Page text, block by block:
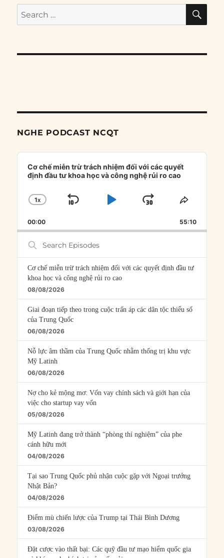
Search
for:
NGHE PODCAST NCQT
Audio
Player
Cơ chế miễn trừ trách nhiệm đối với các quyết
định đầu tư khoa học và công nghệ rủi ro cao
CHANGE
RATE
1X
SKIP
PLAYJUMP
FORWARD
SHARE
00:00 55:10
Search
Episodes
Cơ chế miễn trừ trách nhiệm đối với các quyết định đầu tư
khoa học và công nghệ rủi ro cao
08/08/2026
Giai đoạn tiếp theo trong cuộc trấn áp các dân tộc thiểu số
của Trung Quốc
06/08/2026
Nỗ lực âm thầm của Trung Quốc nhằm thống trị khu vực
Mỹ Latinh
06/08/2026
Nợ cho kẻ mộng mơ: Vốn vay chính sách và giới hạn của
việc cho startup vay vốn
05/08/2026
Mỹ Latinh đang trở thành “phòng thí nghiệm” của phe
cánh hữu mới
04/08/2026
Tại sao Trung Quốc phủ nhận cuộc gặp với Ngoại trưởng
Nhật Bản?
04/08/2026
Điểm mù chiến lược của Trump tại Thái Bình Dương
03/08/2026
Đặt cược vào thất bại: Các quỹ đầu tư mạo hiểm quốc gia